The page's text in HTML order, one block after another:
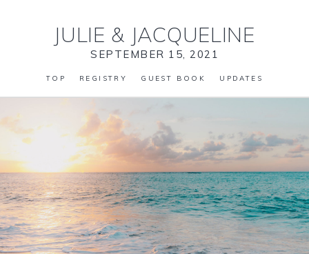
JULIE & JACQUELINE
SEPTEMBER 15, 2021
TOP REGISTRY GUEST BOOK UPDATES